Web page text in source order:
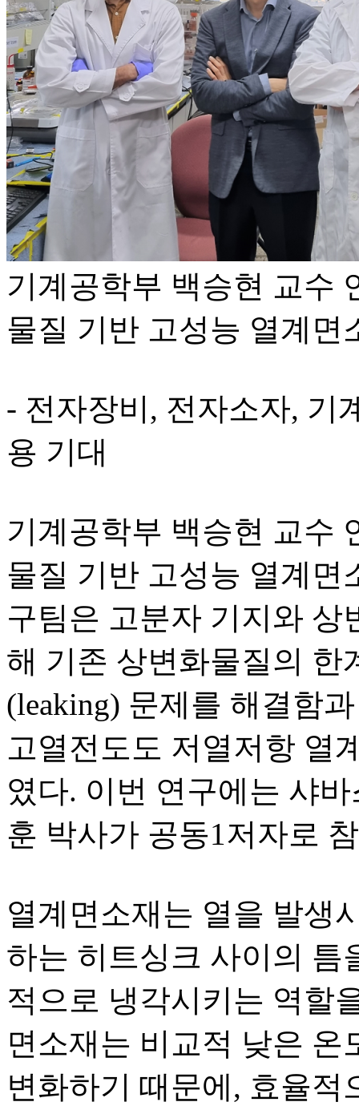
기계공학부 백승현 교수
물질 기반 고성능 열계면
- 전자장비, 전자소자, 기
용 기대
기계공학부 백승현 교수
물질 기반 고성능 열계면
구팀은 고분자 기지와
해 기존 상변화물질의 한
(leaking) 문제를 해결함
고열전도도 저열저항 열
였다. 이번 연구에는 샤
훈 박사가 공동1저자로
열계면소재는 열을 발생
하는 히트싱크 사이의 틈
적으로 냉각시키는 역할
면소재는 비교적 낮은
변화하기 때문에, 효율적